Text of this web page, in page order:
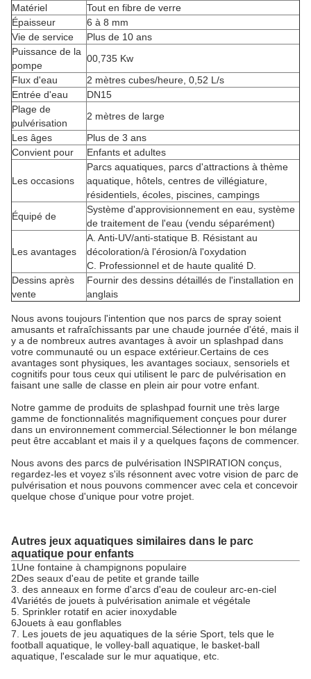
Matériel
Tout en fibre de verre
Épaisseur
6 à 8 mm
Vie de service
Plus de 10 ans
Puissance de la
pompe
00,735 Kw
Flux d'eau
2 mètres cubes/heure, 0,52 L/s
Entrée d'eau
DN15
Plage de
pulvérisation
2 mètres de large
Les âges
Plus de 3 ans
Convient pour
Enfants et adultes
Les occasions
Parcs aquatiques, parcs d'attractions à thème
aquatique, hôtels, centres de villégiature,
résidentiels, écoles, piscines, campings
Équipé de
Système d'approvisionnement en eau, système
de traitement de l'eau (vendu séparément)
Les avantages
A. Anti-UV/anti-statique B. Résistant au
décoloration/à l'érosion/à l'oxydation
C. Professionnel et de haute qualité D.
Dessins après
vente
Fournir des dessins détaillés de l'installation en
anglais
Nous avons toujours l'intention que nos parcs de spray soient
amusants et rafraîchissants par une chaude journée d'été, mais il
y a de nombreux autres avantages à avoir un splashpad dans
votre communauté ou un espace extérieur.Certains de ces
avantages sont physiques, les avantages sociaux, sensoriels et
cognitifs pour tous ceux qui utilisent le parc de pulvérisation en
faisant une salle de classe en plein air pour votre enfant.
Notre gamme de produits de splashpad fournit une très large
gamme de fonctionnalités magnifiquement conçues pour durer
dans un environnement commercial.Sélectionner le bon mélange
peut être accablant et mais il y a quelques façons de commencer.
Nous avons des parcs de pulvérisation INSPIRATION conçus,
regardez-les et voyez s'ils résonnent avec votre vision de parc de
pulvérisation et nous pouvons commencer avec cela et concevoir
quelque chose d'unique pour votre projet.
Autres jeux aquatiques similaires dans le parc
aquatique pour enfants
1Une fontaine à champignons populaire
2Des seaux d'eau de petite et grande taille
3. des anneaux en forme d'arcs d'eau de couleur arc-en-ciel
4Variétés de jouets à pulvérisation animale et végétale
5. Sprinkler rotatif en acier inoxydable
6Jouets à eau gonflables
7. Les jouets de jeu aquatiques de la série Sport, tels que le
football aquatique, le volley-ball aquatique, le basket-ball
aquatique, l'escalade sur le mur aquatique, etc.